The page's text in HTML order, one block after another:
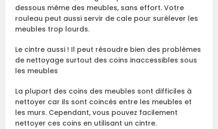
dessous même des meubles, sans effort. Votre
rouleau peut aussi servir de cale pour surélever les
meubles trop lourds.
Le cintre aussi ! Il peut résoudre bien des problèmes
de nettoyage surtout des coins inaccessibles sous
les meubles
La plupart des coins des meubles sont difficiles à
nettoyer car ils sont coincés entre les meubles et
les murs. Cependant, vous pouvez facilement
nettoyer ces coins en utilisant un cintre.